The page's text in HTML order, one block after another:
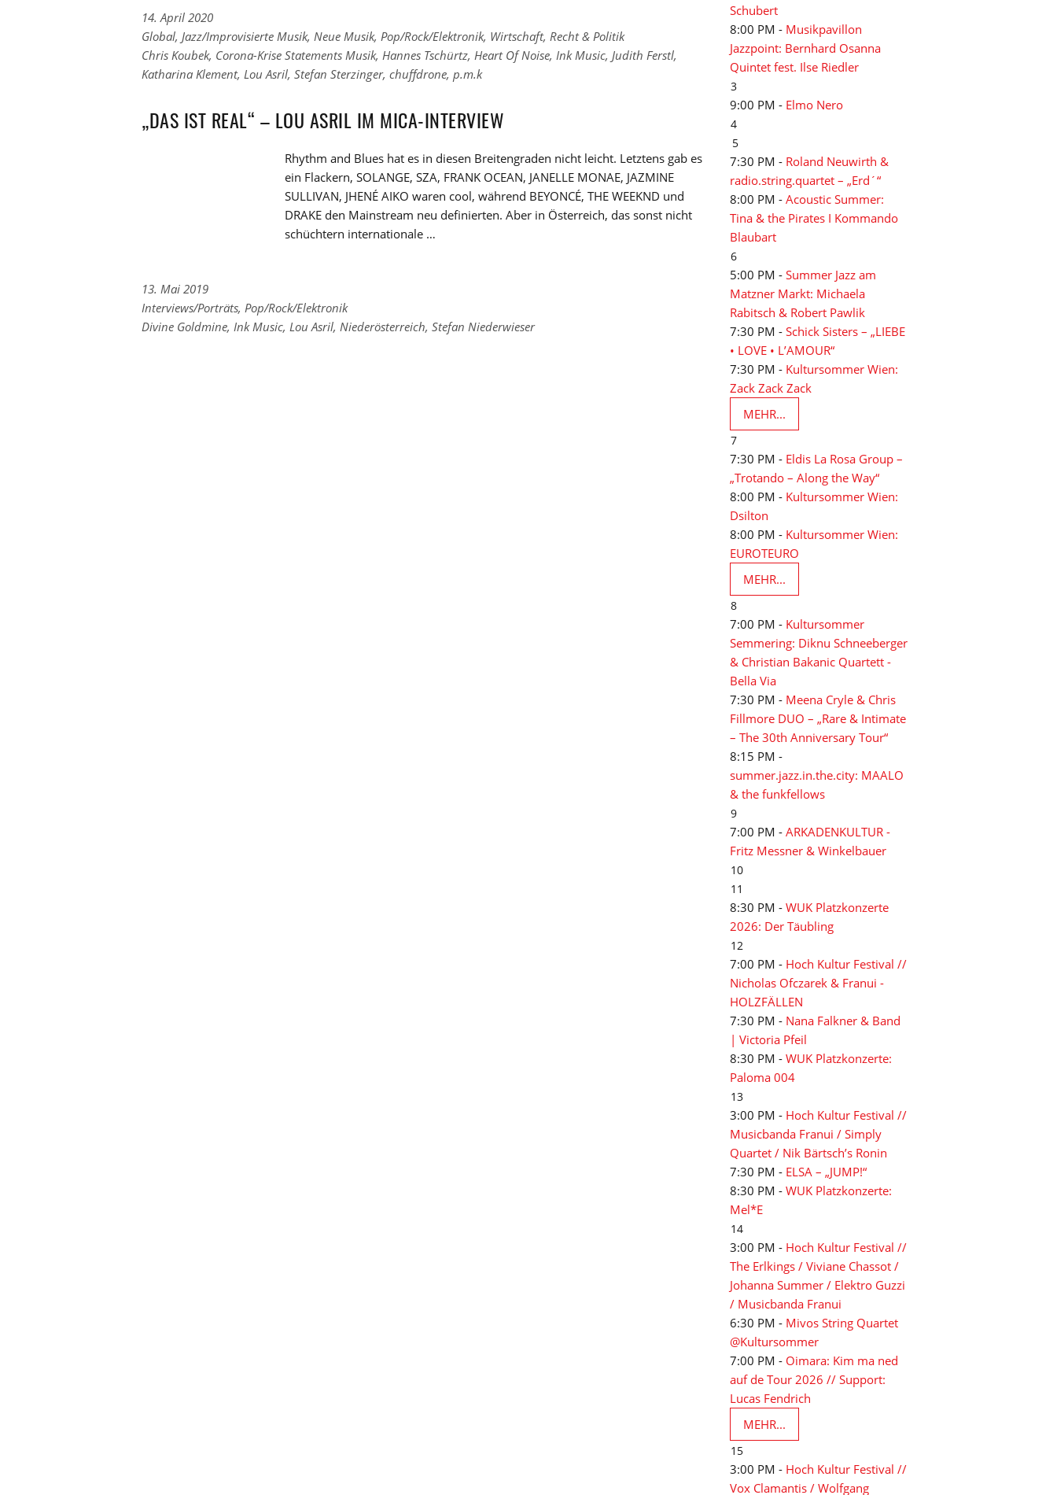
14. April 2020
Links
zu
den
Global, Jazz/Improvisierte Musik, Neue Musik, Pop/Rock/Elektronik, Wirtschaft, Recht & Politik
Links
zu
Tags
Chris Koubek, Corona-Krise Statements Musik, Hannes Tschürtz, Heart Of Noise, Ink Music, Judith Ferstl,
Katharina Klement, Lou Asril, Stefan Sterzinger, chuffdrone, p.m.k
„DAS IST REAL“ – LOU ASRIL IM MICA-INTERVIEW
Rhythm and Blues hat es in diesen Breitengraden nicht leicht. Letztens gab es
ein Flackern, SOLANGE, SZA, FRANK OCEAN, JANELLE MONAE, JAZMINE
SULLIVAN, JHENÉ AIKO waren cool, während BEYONCÉ, THE WEEKND und
DRAKE den Mainstream neu definierten. Aber in Österreich, das sonst nicht
schüchtern internationale …
13. Mai 2019
Links
zu
Interviews/Porträts, Pop/Rock/Elektronik
Links
Divine Goldmine, Ink Music, Lou Asril, Niederösterreich, Stefan Niederwieser
Schubert
8:00 PM - Musikpavillon
Jazzpoint: Bernhard Osanna
Quintet fest. Ilse Riedler
3
9:00 PM - Elmo Nero
4
5
7:30 PM - Roland Neuwirth &
radio.string.quartet – „Erd´“
8:00 PM - Acoustic Summer:
Tina & the Pirates I Kommando
Blaubart
6
5:00 PM - Summer Jazz am
Matzner Markt: Michaela
Rabitsch & Robert Pawlik
7:30 PM - Schick Sisters – „LIEBE
• LOVE • L’AMOUR“
7:30 PM - Kultursommer Wien:
Zack Zack Zack
MEHR...
7
7:30 PM - Eldis La Rosa Group –
„Trotando – Along the Way“
8:00 PM - Kultursommer Wien:
Dsilton
8:00 PM - Kultursommer Wien:
EUROTEURO
MEHR...
8
7:00 PM - Kultursommer
Semmering: Diknu Schneeberger
& Christian Bakanic Quartett -
Bella Via
7:30 PM - Meena Cryle & Chris
Fillmore DUO – „Rare & Intimate
– The 30th Anniversary Tour“
8:15 PM -
summer.jazz.in.the.city: MAALO
& the funkfellows
9
7:00 PM - ARKADENKULTUR -
Fritz Messner & Winkelbauer
10
11
8:30 PM - WUK Platzkonzerte
2026: Der Täubling
12
7:00 PM - Hoch Kultur Festival //
Nicholas Ofczarek & Franui -
HOLZFÄLLEN
7:30 PM - Nana Falkner & Band
| Victoria Pfeil
8:30 PM - WUK Platzkonzerte:
Paloma 004
13
3:00 PM - Hoch Kultur Festival //
Musicbanda Franui / Simply
Quartet / Nik Bärtsch’s Ronin
7:30 PM - ELSA – „JUMP!“
8:30 PM - WUK Platzkonzerte:
Mel*E
14
3:00 PM - Hoch Kultur Festival //
The Erlkings / Viviane Chassot /
Johanna Summer / Elektro Guzzi
/ Musicbanda Franui
6:30 PM - Mivos String Quartet
@Kultursommer
7:00 PM - Oimara: Kim ma ned
auf de Tour 2026 // Support:
Lucas Fendrich
MEHR...
15
3:00 PM - Hoch Kultur Festival //
Vox Clamantis / Wolfgang